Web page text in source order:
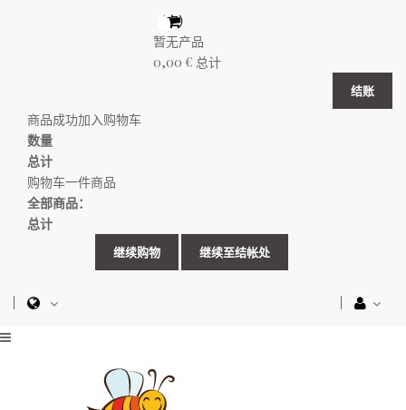
（空）
暂无产品
0,00 € 总计
结账
商品成功加入购物车
数量
总计
购物车一件商品
全部商品：
总计
继续购物 继续至结帐处